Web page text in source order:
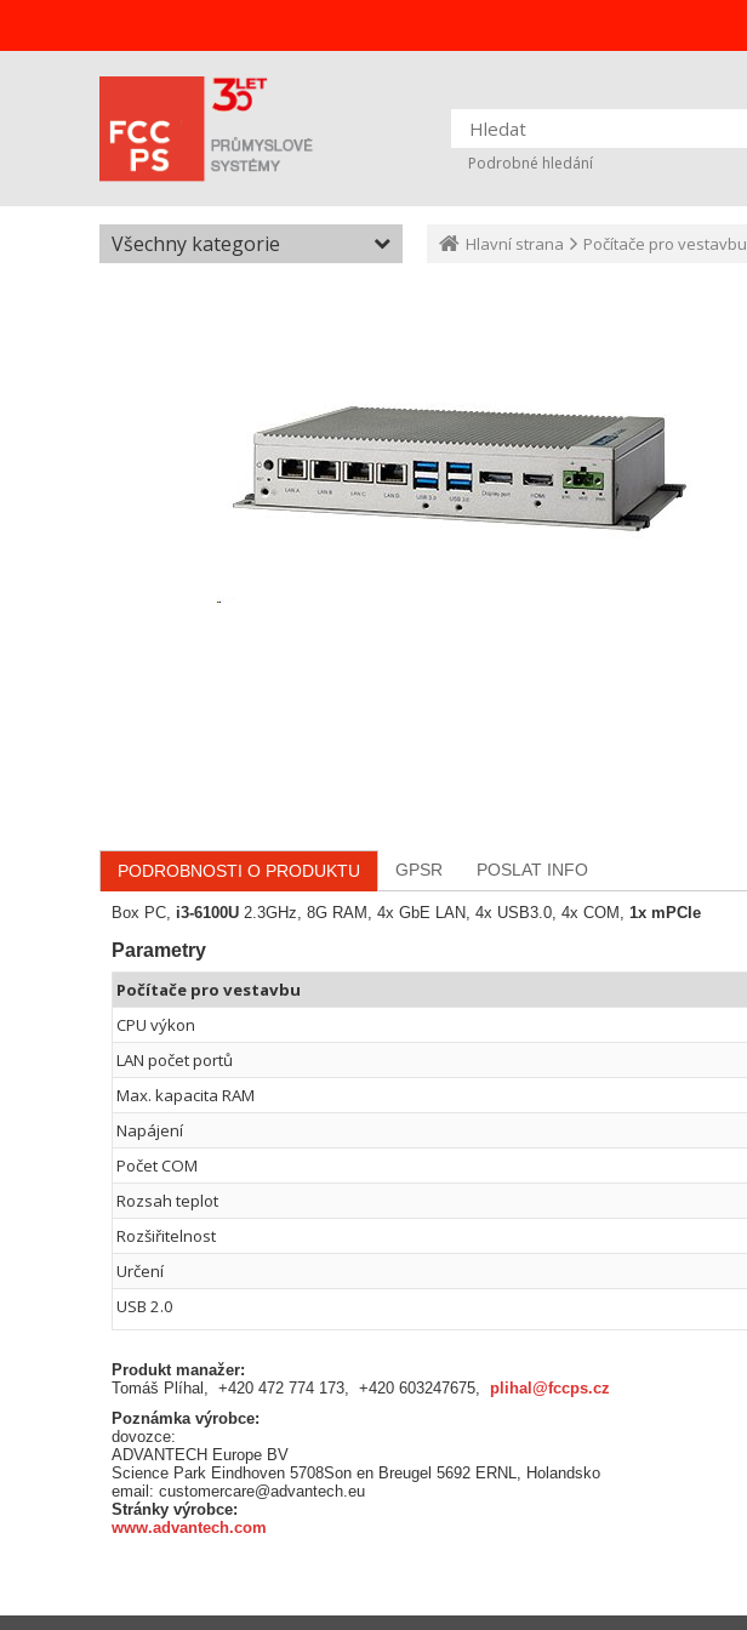
Podrobné hledání
Všechny kategorie Hlavní strana Počítače pro vestavbu
PODROBNOSTI O PRODUKTU GPSR POSLAT INFO
Box PC, i3-6100U 2.3GHz, 8G RAM, 4x GbE LAN, 4x USB3.0, 4x COM, 1x mPCIe
Parametry
Počítače pro vestavbu
CPU výkon
LAN počet portů
Max. kapacita RAM
Napájení
Počet COM
Rozsah teplot
Rozšiřitelnost
Určení
USB 2.0
Produkt manažer:
Tomáš Plíhal, +420 472 774 173, +420 603247675, plihal@fccps.cz
Poznámka výrobce:
dovozce:
ADVANTECH Europe BV
Science Park Eindhoven 5708Son en Breugel 5692 ERNL, Holandsko
email: customercare@advantech.eu
Stránky výrobce:
www.advantech.com